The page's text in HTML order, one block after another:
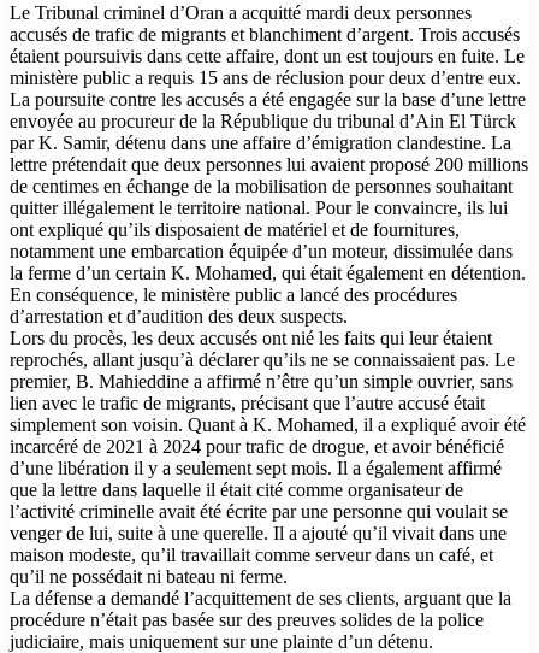
Le Tribunal criminel d’Oran a acquitté mardi deux personnes
accusés de trafic de migrants et blanchiment d’argent. Trois accusés
étaient poursuivis dans cette affaire, dont un est toujours en fuite. Le
ministère public a requis 15 ans de réclusion pour deux d’entre eux.
La poursuite contre les accusés a été engagée sur la base d’une lettre
envoyée au procureur de la République du tribunal d’Ain El Türck
par K. Samir, détenu dans une affaire d’émigration clandestine. La
lettre prétendait que deux personnes lui avaient proposé 200 millions
de centimes en échange de la mobilisation de personnes souhaitant
quitter illégalement le territoire national. Pour le convaincre, ils lui
ont expliqué qu’ils disposaient de matériel et de fournitures,
notamment une embarcation équipée d’un moteur, dissimulée dans
la ferme d’un certain K. Mohamed, qui était également en détention.
En conséquence, le ministère public a lancé des procédures
d’arrestation et d’audition des deux suspects.
Lors du procès, les deux accusés ont nié les faits qui leur étaient
reprochés, allant jusqu’à déclarer qu’ils ne se connaissaient pas. Le
premier, B. Mahieddine a affirmé n’être qu’un simple ouvrier, sans
lien avec le trafic de migrants, précisant que l’autre accusé était
simplement son voisin. Quant à K. Mohamed, il a expliqué avoir été
incarcéré de 2021 à 2024 pour trafic de drogue, et avoir bénéficié
d’une libération il y a seulement sept mois. Il a également affirmé
que la lettre dans laquelle il était cité comme organisateur de
l’activité criminelle avait été écrite par une personne qui voulait se
venger de lui, suite à une querelle. Il a ajouté qu’il vivait dans une
maison modeste, qu’il travaillait comme serveur dans un café, et
qu’il ne possédait ni bateau ni ferme.
La défense a demandé l’acquittement de ses clients, arguant que la
procédure n’était pas basée sur des preuves solides de la police
judiciaire, mais uniquement sur une plainte d’un détenu.